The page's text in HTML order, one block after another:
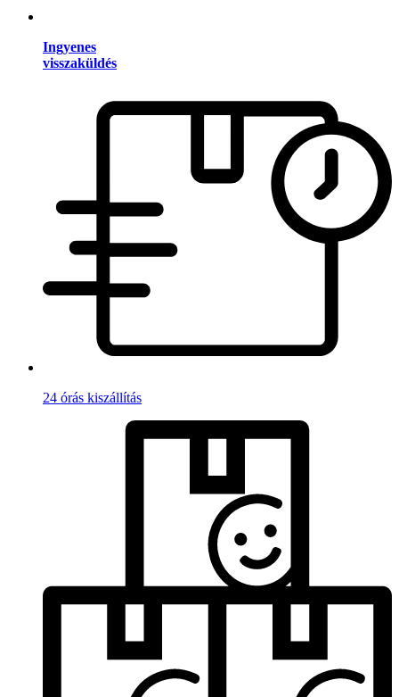
Ingyenes
visszaküldés
24 órás kiszállítás